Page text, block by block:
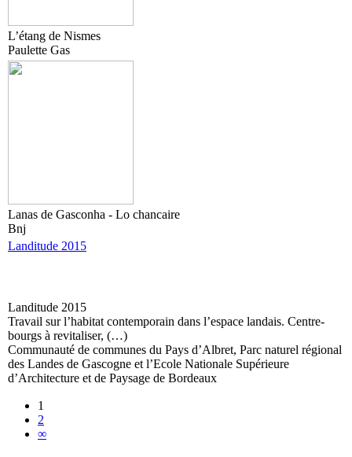
L’étang de Nismes
Paulette Gas
Lanas de Gasconha - Lo chancaire
Bnj
Landitude 2015
Landitude 2015
Travail sur l’habitat contemporain dans l’espace landais. Centre-
bourgs à revitaliser, (…)
Communauté de communes du Pays d’Albret, Parc naturel régional
des Landes de Gascogne et l’Ecole Nationale Supérieure
d’Architecture et de Paysage de Bordeaux
1
2
∞